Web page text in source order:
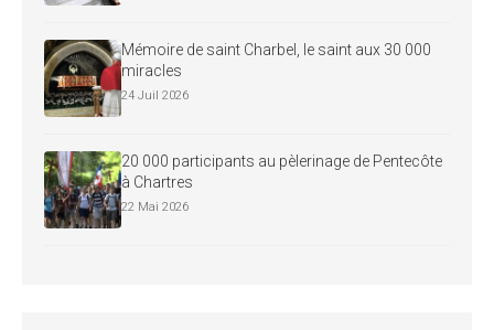
Mémoire de saint Charbel, le saint aux 30 000
miracles
24 Juil 2026
20 000 participants au pèlerinage de Pentecôte
à Chartres
22 Mai 2026